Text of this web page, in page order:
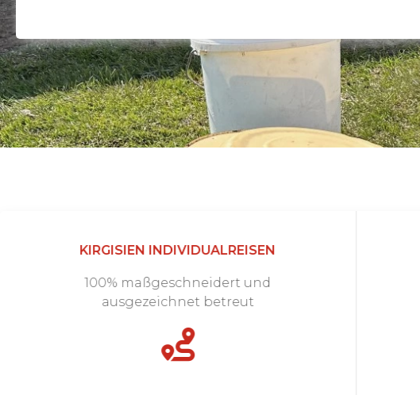
KIRGISIEN INDIVIDUALREISEN
100% maßgeschneidert und
ausgezeichnet betreut